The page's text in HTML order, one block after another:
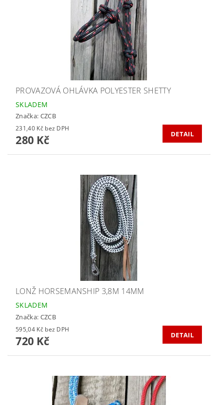
PROVAZOVÁ OHLÁVKA POLYESTER SHETTY
SKLADEM
Značka: CZCB
231,40 Kč bez DPH
280 Kč DETAIL
LONŽ HORSEMANSHIP 3,8M 14MM
SKLADEM
Značka: CZCB
595,04 Kč bez DPH
720 Kč DETAIL